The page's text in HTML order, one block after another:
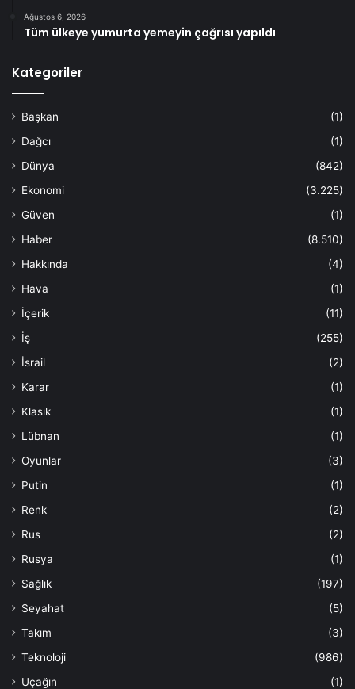
Ağustos 6, 2026
Tüm ülkeye yumurta yemeyin çağrısı yapıldı
Kategoriler
Başkan
(1)
Dağcı
(1)
Dünya
(842)
Ekonomi
(3.225)
Güven
(1)
Haber
(8.510)
Hakkında
(4)
Hava
(1)
İçerik
(11)
İş
(255)
İsrail
(2)
Karar
(1)
Klasik
(1)
Lübnan
(1)
Oyunlar
(3)
Putin
(1)
Renk
(2)
Rus
(2)
Rusya
(1)
Sağlık
(197)
Seyahat
(5)
Takım
(3)
Teknoloji
(986)
Uçağın
(1)